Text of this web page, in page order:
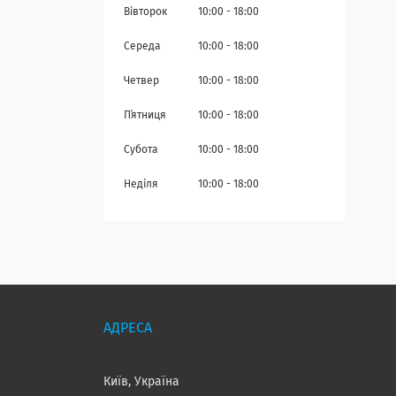
Вівторок 10:00 18:00
Середа 10:00 18:00
Четвер 10:00 18:00
Пʼятниця 10:00 18:00
Субота 10:00 18:00
Неділя 10:00 18:00
Київ, Україна